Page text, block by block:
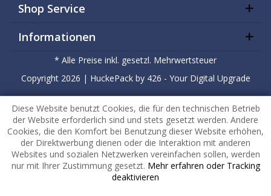
Shop Service
Informationen
* Alle Preise inkl. gesetzl. Mehrwertsteuer
Copyright 2026 | HuckePackby 426 - Your Digital Upgrade
Diese Website benutzt Cookies, die für den technischen Betrieb
der Website erforderlich sind und stets gesetzt werden. Andere
Cookies, die den Komfort bei Benutzung dieser Website erhöhen,
der Direktwerbung dienen oder die Interaktion mit anderen
Websites und sozialen Netzwerken vereinfachen sollen, werden
nur mit Ihrer Zustimmung gesetzt. Mehr erfahren oder Tracking
deaktivieren